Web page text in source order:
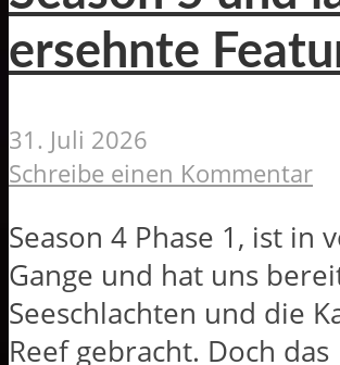
ersehnte
31. Juli 2026
Schreibe einen Kommentar
Season 4 Phase 1, ist in
Gange und hat uns
Seeschlachten und die
Reef gebracht. Doch das